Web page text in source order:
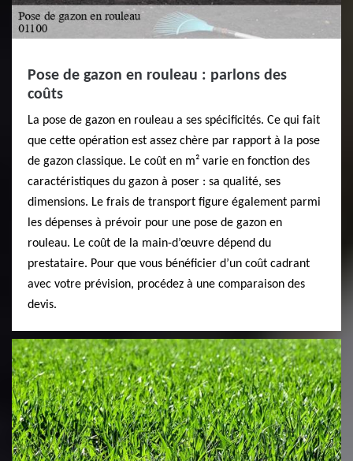
Pose de gazon en rouleau : parlons des
coûts
La pose de gazon en rouleau a ses spécificités. Ce qui fait
que cette opération est assez chère par rapport à la pose
de gazon classique. Le coût en m² varie en fonction des
caractéristiques du gazon à poser : sa qualité, ses
dimensions. Le frais de transport figure également parmi
les dépenses à prévoir pour une pose de gazon en
rouleau. Le coût de la main-d’œuvre dépend du
prestataire. Pour que vous bénéficier d’un coût cadrant
avec votre prévision, procédez à une comparaison des
devis.